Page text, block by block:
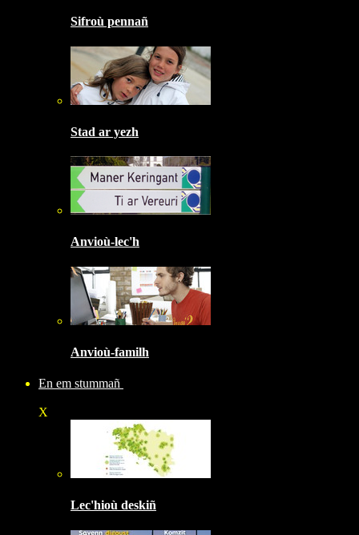
Sifroù pennañ
Stad ar yezh
Anvioù-lec'h
Anvioù-familh
En em stummañ
X
Lec'hioù deskiñ